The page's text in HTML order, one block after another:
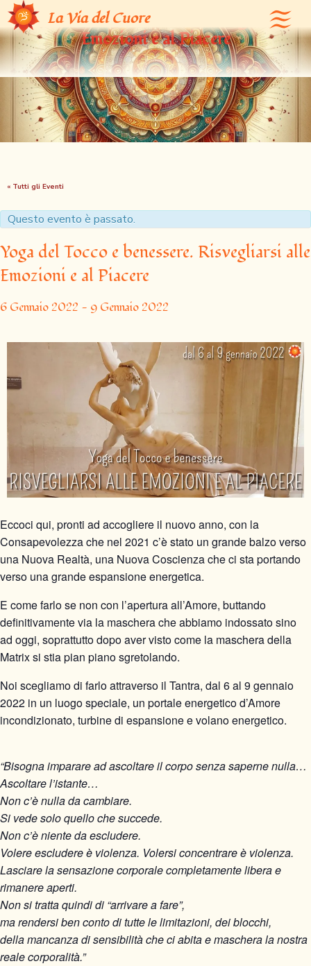
La Via del Cuore
Yoga del Tocco e benessere. Risvegliarsi alle
Emozioni e al Piacere
« Tutti gli Eventi
Questo evento è passato.
Yoga del Tocco e benessere. Risvegliarsi alle
Emozioni e al Piacere
6 Gennaio 2022 - 9 Gennaio 2022
Eccoci qui, pronti ad accogliere il nuovo anno, con la
Consapevolezza che nel 2021 c’è stato un grande balzo verso
una Nuova Realtà, una Nuova Coscienza che ci sta portando
verso una grande espansione energetica.
E come farlo se non con l’apertura all’Amore, buttando
definitivamente via la maschera che abbiamo indossato sino
ad oggi, soprattutto dopo aver visto come la maschera della
Matrix si stia pian piano sgretolando.
Noi scegliamo di farlo attraverso il Tantra, dal 6 al 9 gennaio
2022 in un luogo speciale, un portale energetico d’Amore
incondizionato, turbine di espansione e volano energetico.
“Bisogna imparare ad ascoltare il corpo senza saperne nulla…
Ascoltare l’istante…
Non c’è nulla da cambiare.
Si vede solo quello che succede.
Non c’è niente da escludere.
Volere escludere è violenza. Volersi concentrare è violenza.
Lasciare la sensazione corporale completamente libera e
rimanere aperti.
Non si tratta quindi di “arrivare a fare”,
ma rendersi ben conto di tutte le limitazioni, dei blocchi,
della mancanza di sensibilità che ci abita e maschera la nostra
reale corporalità.”